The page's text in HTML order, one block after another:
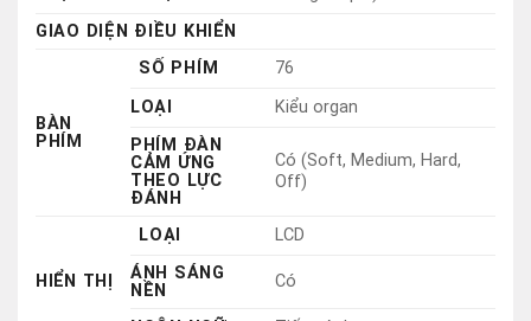
CẢM ỨNG
THEO LỰC
HIỂN THỊ
NỀN
NGÔN NGỮ
Tiếng Anh
NGÔN NGỮ Tiếng Anh
GIỌNG NÓI